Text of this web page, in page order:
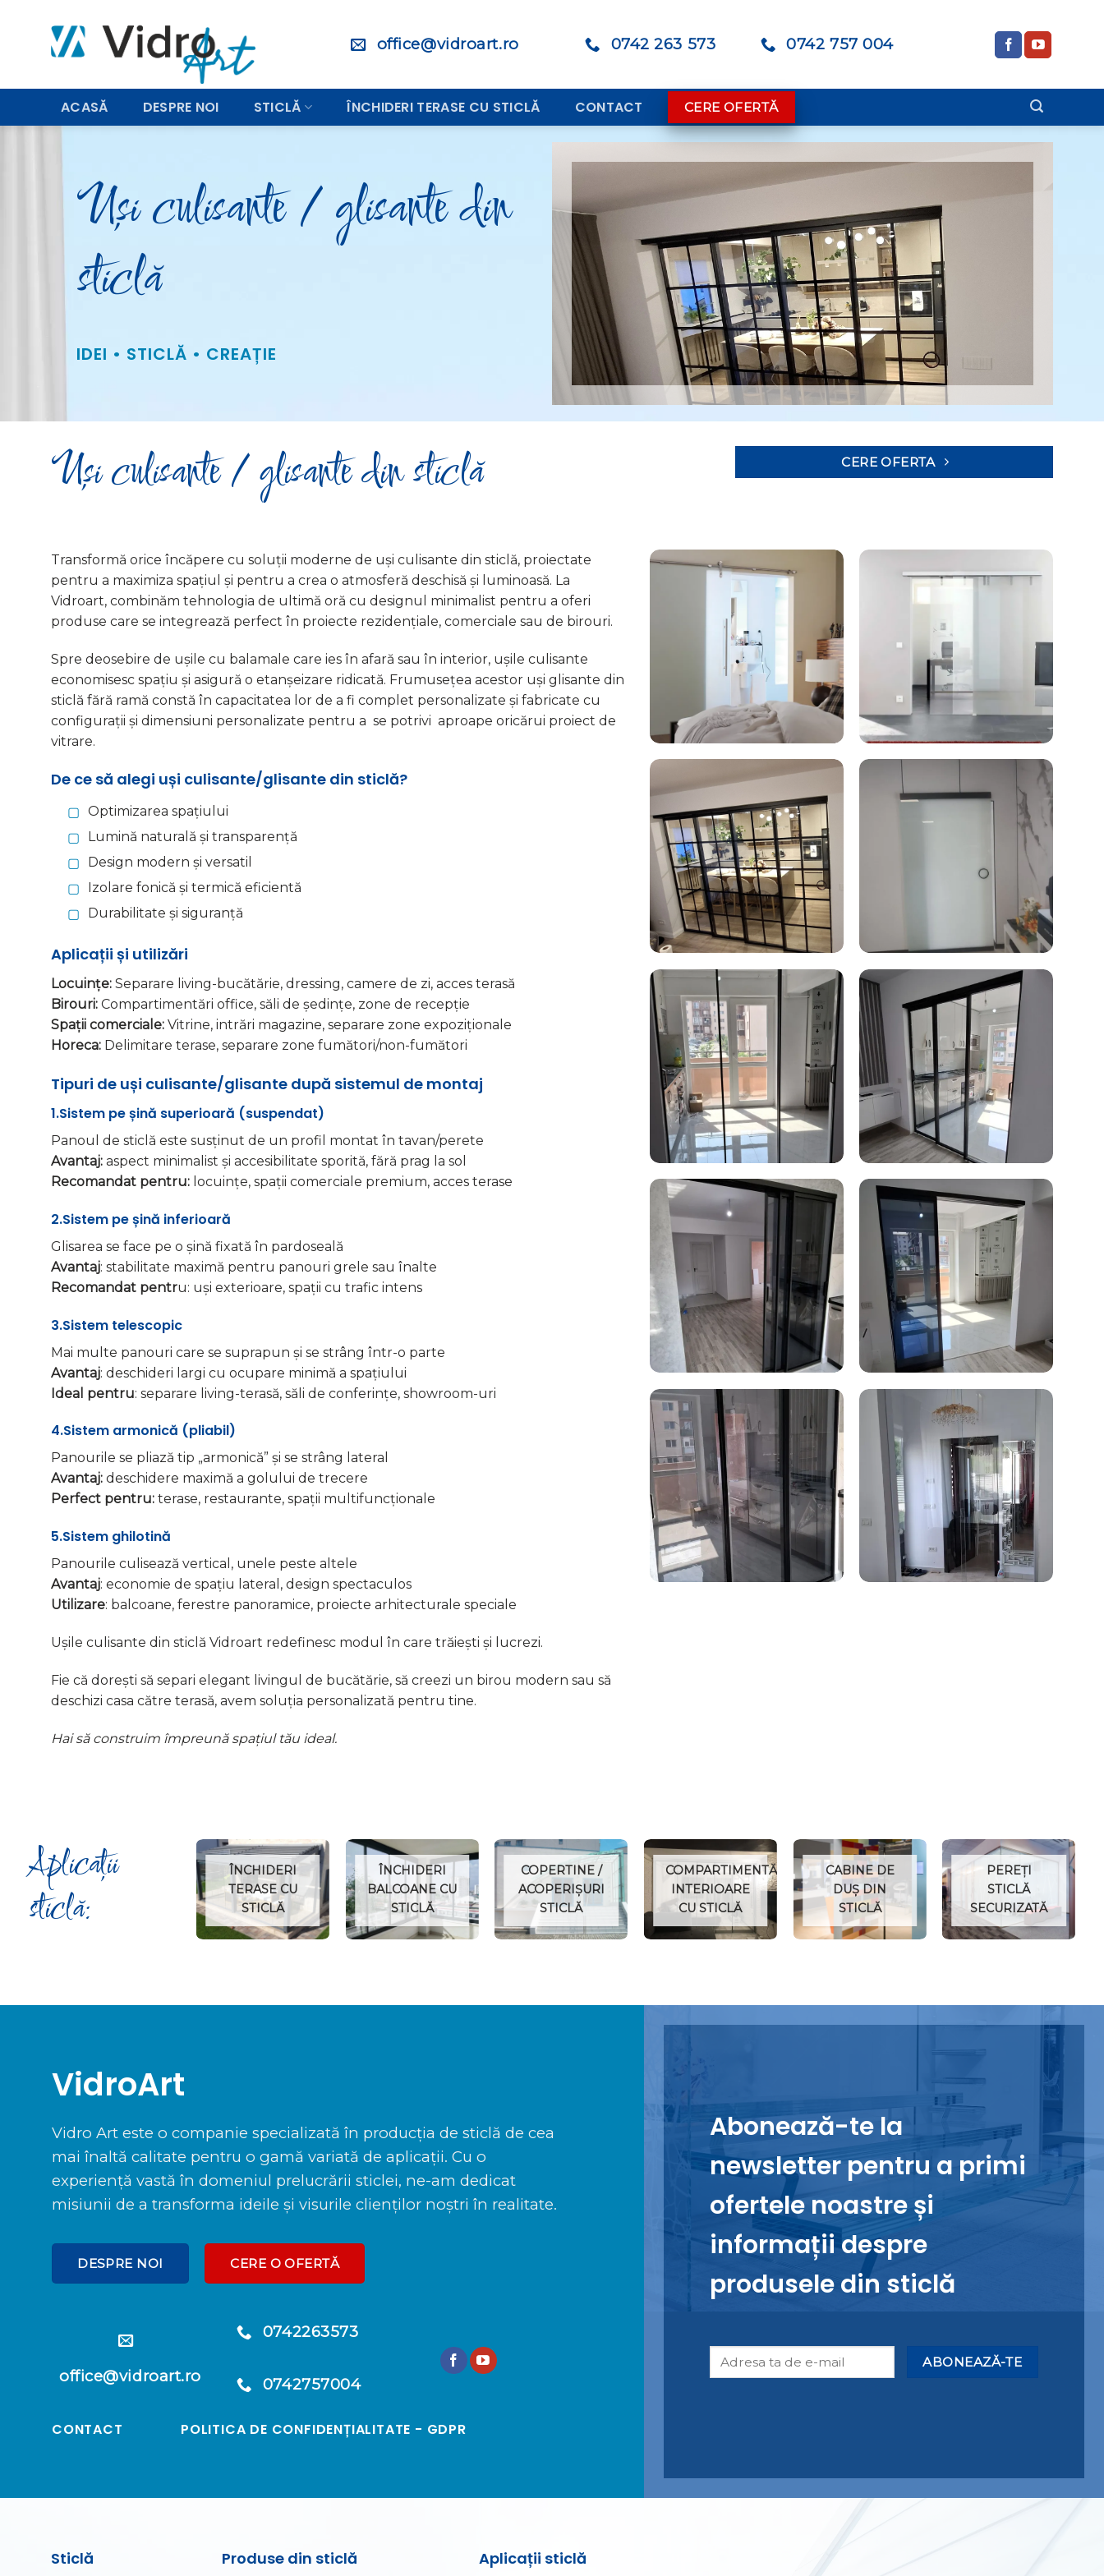
conținut
office@vidroart.ro 0742 263 573 0742 757 004
ACASĂ DESPRE NOI STICLĂ ÎNCHIDERI TERASE CU STICLĂ CONTACT CERE OFERTĂ
Uși culisante / glisante din
sticlă
IDEI • STICLĂ • CREAȚIE
Uși culisante / glisante din sticlă CERE OFERTA
Transformă orice încăpere cu soluții moderne de uși culisante din sticlă, proiectate
pentru a maximiza spațiul și pentru a crea o atmosferă deschisă și luminoasă. La
Vidroart, combinăm tehnologia de ultimă oră cu designul minimalist pentru a oferi
produse care se integrează perfect în proiecte rezidențiale, comerciale sau de birouri.
Spre deosebire de ușile cu balamale care ies în afară sau în interior, ușile culisante
economisesc spațiu și asigură o etanșeizare ridicată. Frumusețea acestor uși glisante din
sticlă fără ramă constă în capacitatea lor de a fi complet personalizate și fabricate cu
configurații și dimensiuni personalizate pentru a se potrivi aproape oricărui proiect de
vitrare.
De ce să alegi uși culisante/glisante din sticlă?
Optimizarea spațiului
Lumină naturală și transparență
Design modern și versatil
Izolare fonică și termică eficientă
Durabilitate și siguranță
Aplicații și utilizări
Locuințe: Separare living-bucătărie, dressing, camere de zi, acces terasă
Birouri: Compartimentări office, săli de ședințe, zone de recepție
Spații comerciale: Vitrine, intrări magazine, separare zone expoziționale
Horeca: Delimitare terase, separare zone fumători/non-fumători
Tipuri de uși culisante/glisante după sistemul de montaj
1.Sistem pe șină superioară (suspendat)
Panoul de sticlă este susținut de un profil montat în tavan/perete
Avantaj: aspect minimalist și accesibilitate sporită, fără prag la sol
Recomandat pentru: locuințe, spații comerciale premium, acces terase
2.Sistem pe șină inferioară
Glisarea se face pe o șină fixată în pardoseală
Avantaj: stabilitate maximă pentru panouri grele sau înalte
Recomandat pentru: uși exterioare, spații cu trafic intens
3.Sistem telescopic
Mai multe panouri care se suprapun și se strâng într-o parte
Avantaj: deschideri largi cu ocupare minimă a spațiului
Ideal pentru: separare living-terasă, săli de conferințe, showroom-uri
4.Sistem armonică (pliabil)
Panourile se pliază tip „armonică” și se strâng lateral
Avantaj: deschidere maximă a golului de trecere
Perfect pentru: terase, restaurante, spații multifuncționale
5.Sistem ghilotină
Panourile culisează vertical, unele peste altele
Avantaj: economie de spațiu lateral, design spectaculos
Utilizare: balcoane, ferestre panoramice, proiecte arhitecturale speciale
Ușile culisante din sticlă Vidroart redefinesc modul în care trăiești și lucrezi.
Fie că dorești să separi elegant livingul de bucătărie, să creezi un birou modern sau să
deschizi casa către terasă, avem soluția personalizată pentru tine.
Hai să construim împreună spațiul tău ideal.
Aplicații
sticlă:
ÎNCHIDERI
TERASE CU
STICLĂ
ÎNCHIDERI
BALCOANE CU
STICLĂ
COPERTINE /
ACOPERIȘURI
STICLĂ
COMPARTIMENTĂRI
INTERIOARE
CU STICLĂ
CABINE DE
DUȘ DIN
STICLĂ
PEREȚI
STICLĂ
SECURIZATĂ
PROTECȚIE
ARHEOLOGICE
VidroArt
Vidro Art este o companie specializată în producția de sticlă de cea
mai înaltă calitate pentru o gamă variată de aplicații. Cu o
experiență vastă în domeniul prelucrării sticlei, ne-am dedicat
misiunii de a transforma ideile și visurile clienților noștri în realitate.
DESPRE NOI CERE O OFERTĂ
office@vidroart.ro
0742263573
0742757004
CONTACT POLITICA DE CONFIDENȚIALITATE - GDPR
Abonează-te la
newsletter pentru a primi
ofertele noastre și
informații despre
produsele din sticlă
Sticlă Produse din sticlă Aplicații sticlă